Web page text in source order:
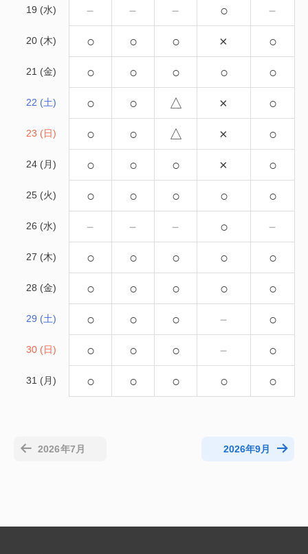
19 (水) － － － ○ －
20 (木) ○ ○ ○ × ○
21 (金) ○ ○ ○ ○ ○
22 (土) ○ ○ △ × ○
23 (日) ○ ○ △ × ○
24 (月) ○ ○ ○ × ○
25 (火) ○ ○ ○ ○ ○
26 (水) － － － ○ －
27 (木) ○ ○ ○ ○ ○
28 (金) ○ ○ ○ ○ ○
29 (土) ○ ○ ○ － ○
30 (日) ○ ○ ○ － ○
31 (月) ○ ○ ○ ○ ○
2026年7月 2026年9月